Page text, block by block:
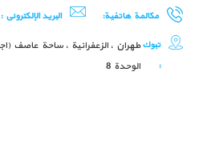
مكالمة هاتفية: البريد الإلكتروني :
تبوك
:
الوحدة 8